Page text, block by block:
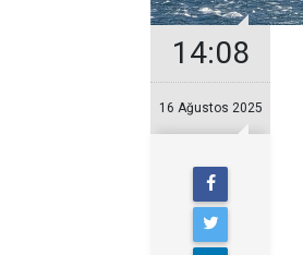
14:08
16 Ağustos 2025